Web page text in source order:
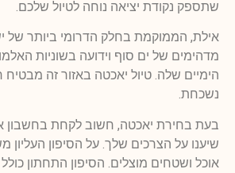
שתספק נקודת יציאה נוחה לטיול שלכם.
אילת, הממוקמת בחלק הדרומי ביותר של
מדהימים של ים סוף וידועה בשוניות
הימיים שלה. טיול יאכטה באזור זה מבטיח
נשכחת.
בעת בחירת יאכטה, חשוב לקחת בחשבון
שיענו על הצרכים שלך. על הסיפון העליון
אוכל ושטחים מוצלים. הסיפון התחתון